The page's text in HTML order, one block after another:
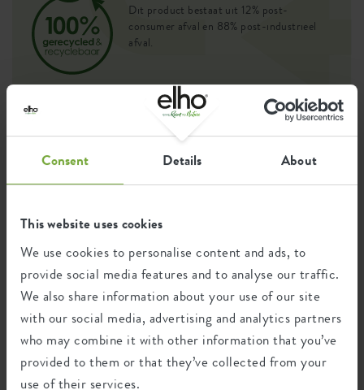
Consent Details About
This website uses cookies
We use cookies to personalise content and ads, to
provide social media features and to analyse our traffic.
We also share information about your use of our site
with our social media, advertising and analytics partners
who may combine it with other information that you’ve
provided to them or that they’ve collected from your
use of their services.
Dit product bestaat uit 12% post-
consumer afval en 88% post-industrieel
afval.
Certificaten Garantie
99jaar
vorstbestendig
Milieu voetafdruk